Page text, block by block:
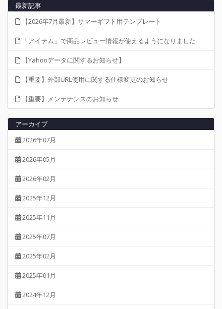
最新記事
【2026年7月最新】サマーギフト用テンプレート
「アイテム」で商品レビュー情報が使えるようになりました
【Yahooデータに関するお知らせ】
【重要】外部URL使用に関する仕様変更のお知らせ
【重要】メンテナンスのお知らせ
アーカイブ
2026年07月
2026年05月
2026年02月
2025年12月
2025年11月
2025年07月
2025年02月
2025年01月
2024年12月